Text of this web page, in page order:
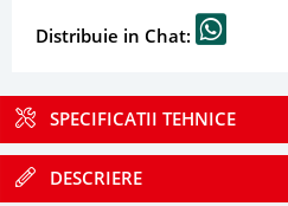
Distribuie in Chat:
SPECIFICATII TEHNICE
DESCRIERE